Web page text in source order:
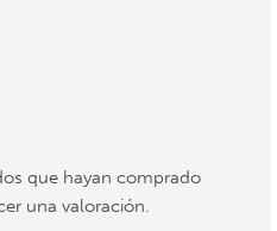
que hayan comprado
una valoración.